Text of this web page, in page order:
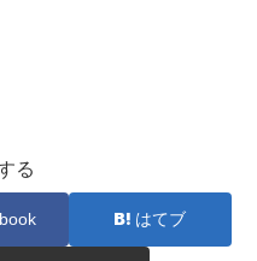
る
はてブ